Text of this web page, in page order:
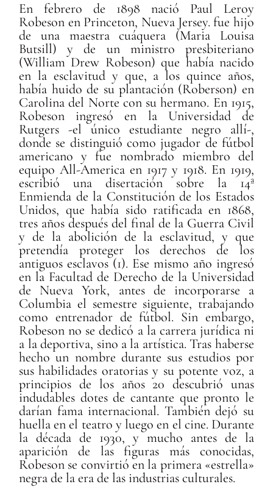
En febrero de 1898 nació Paul Leroy
Robeson en Princeton, Nueva Jersey. fue hijo
de una maestra cuáquera (Maria Louisa
Butsill) y de un ministro presbiteriano
(William Drew Robeson) que había nacido
en la esclavitud y que, a los quince años,
había huido de su plantación (Roberson) en
Carolina del Norte con su hermano. En 1915,
Robeson ingresó en la Universidad de
Rutgers -el único estudiante negro allí-,
donde se distinguió como jugador de fútbol
americano y fue nombrado miembro del
equipo All-America en 1917 y 1918. En 1919,
escribió una disertación sobre la 14ª
Enmienda de la Constitución de los Estados
Unidos, que había sido ratificada en 1868,
tres años después del final de la Guerra Civil
y de la abolición de la esclavitud, y que
pretendía proteger los derechos de los
antiguos esclavos (1). Ese mismo año ingresó
en la Facultad de Derecho de la Universidad
de Nueva York, antes de incorporarse a
Columbia el semestre siguiente, trabajando
como entrenador de fútbol. Sin embargo,
Robeson no se dedicó a la carrera jurídica ni
a la deportiva, sino a la artística. Tras haberse
hecho un nombre durante sus estudios por
sus habilidades oratorias y su potente voz, a
principios de los años 20 descubrió unas
indudables dotes de cantante que pronto le
darían fama internacional. También dejó su
huella en el teatro y luego en el cine. Durante
la década de 1930, y mucho antes de la
aparición de las figuras más conocidas,
Robeson se convirtió en la primera «estrella»
negra de la era de las industrias culturales.